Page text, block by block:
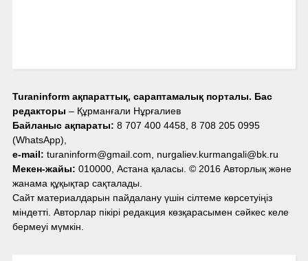
Turaninform ақпараттық, сараптамалық порталы. Бас
редакторы – Құрманғали Нұрғалиев
Байланыс ақпараты: 8 707 400 4458, 8 708 205 0995
(WhatsApp),
e-mail: turaninform@gmail.com, nurgaliev.kurmangali@bk.ru
Мекен-жайы: 010000, Астана қаласы. © 2016 Авторлық және
жанама құқықтар сақталады.
Сайт материалдарын пайдалану үшін сілтеме көрсетуіңіз
міндетті. Авторлар пікірі редакция көзқарасымен сәйкес келе
бермеуі мүмкін.